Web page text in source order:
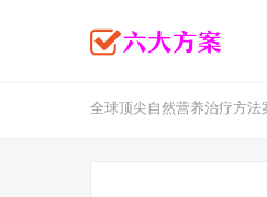
全球顶尖自然营养治疗方